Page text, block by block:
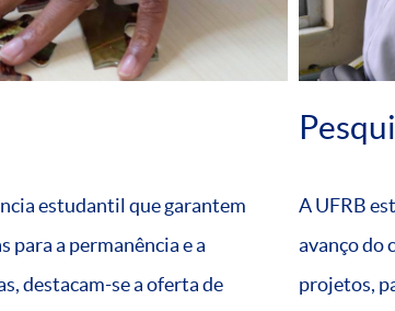
estudantil que garantem
para a permanência e a
destacam-se a oferta de
A UFRB
avanço do
projetos,